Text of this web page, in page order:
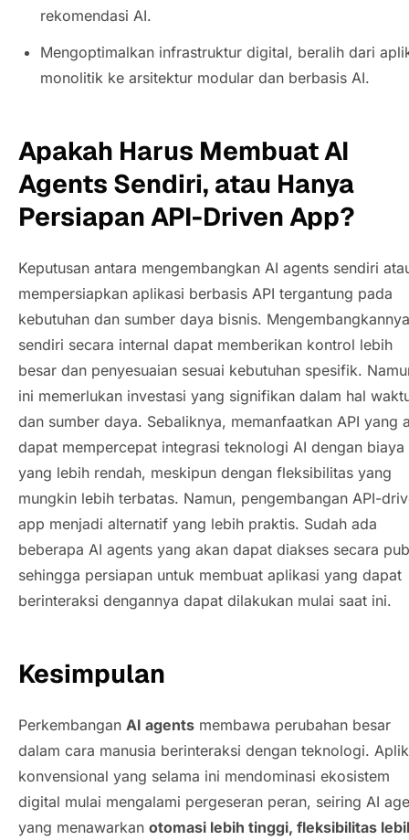
rekomendasi AI.
Mengoptimalkan infrastruktur digital, beralih dari
monolitik ke arsitektur modular dan berbasis AI.
Apakah Harus MembuatAI
Agents Sendiri, atau Hanya
PersiapanAPI-Driven App?
Keputusan antara mengembangkan AI agents sendiri
mempersiapkan aplikasi berbasis API tergantung pada
kebutuhan dan sumber daya bisnis. Mengembangkannya
sendiri secara internal dapat memberikan kontrol lebih
besar dan penyesuaian sesuai kebutuhan spesifik.
ini memerlukan investasi yang signifikan dalam hal
dan sumber daya. Sebaliknya, memanfaatkan API yang
dapat mempercepat integrasi teknologi AI dengan biaya
yang lebih rendah, meskipun dengan fleksibilitas yang
mungkin lebih terbatas. Namun, pengembangan API-
app menjadi alternatif yang lebih praktis. Sudah ada
beberapa AI agents yang akan dapat diakses secara
sehingga persiapan untuk membuat aplikasi yang dapat
berinteraksi dengannya dapat dilakukan mulai saat ini.
Kesimpulan
Perkembangan AI agents membawa perubahan besar
dalam cara manusia berinteraksi dengan teknologi.
konvensional yang selama ini mendominasi ekosistem
digital mulai mengalami pergeseran peran, seiring AI
yang menawarkan otomasi lebih tinggi, fleksibilitas